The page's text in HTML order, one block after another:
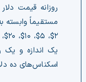
روزانه قیمت
اسکناس‌های ده